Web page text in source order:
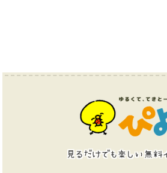
見るだけでも楽しい無料